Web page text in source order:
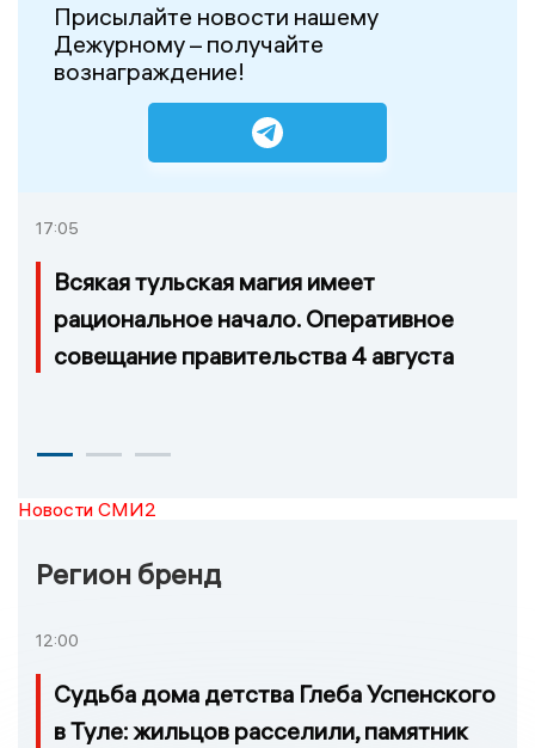
Присылайте новости нашему
Дежурному – получайте
вознаграждение!
17:05
Всякая тульская магия имеет
рациональное начало. Оперативное
совещание правительства 4 августа
Новости СМИ2
Регион бренд
12:00
Судьба дома детства Глеба Успенского
в Туле: жильцов расселили, памятник